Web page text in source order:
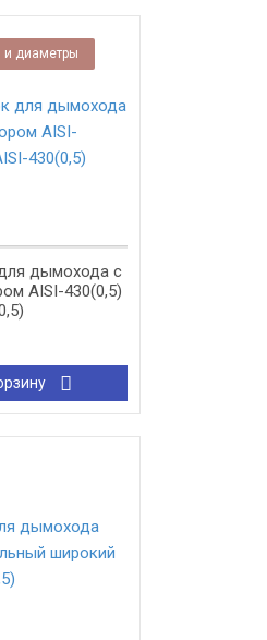
и диаметры
дымохода с
AISI-430(0,5)